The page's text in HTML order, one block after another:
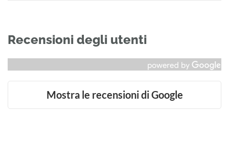
Recensioni degli utenti
Mostra le recensioni di Google